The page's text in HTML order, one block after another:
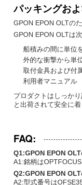
パッキングお
GPON EPON OLTの
GPON EPON OLTは
船積みの間に単位
外的な衝撃から単
取付金具および付
利用者マニュアル
プロダクトはしっか
と出荷されて安全に着
FAQ:
Q1:GPON EPON OLT
A1:銘柄はOPTFOCUS
Q2:GPON EPON OLT
A2:型式番号は